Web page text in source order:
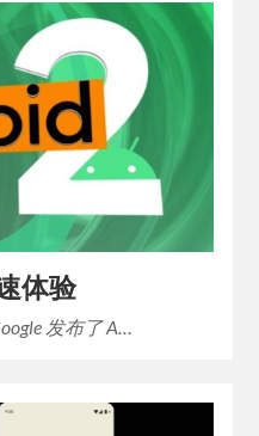
体验
发布了 A…